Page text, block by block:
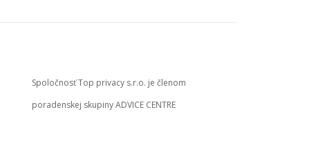
Spoločnosť Top privacy s.r.o. je členom
poradenskej skupiny ADVICE CENTRE